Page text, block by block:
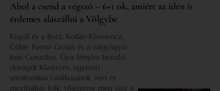
Ahol a csend a végszó – 6+1 ok, amiért az idén is
érdemes alászállni a Völgybe
Kispál és a Borz, Kollár-Klemencz,
Góbé, Parno Graszt és a nagyágyú:
José González. Újra fénybe boruló
dörögdi Klastrom, egyszeri
szimfonikus találkozások, vers és
mezítlábas folk, világzene meg jazz a